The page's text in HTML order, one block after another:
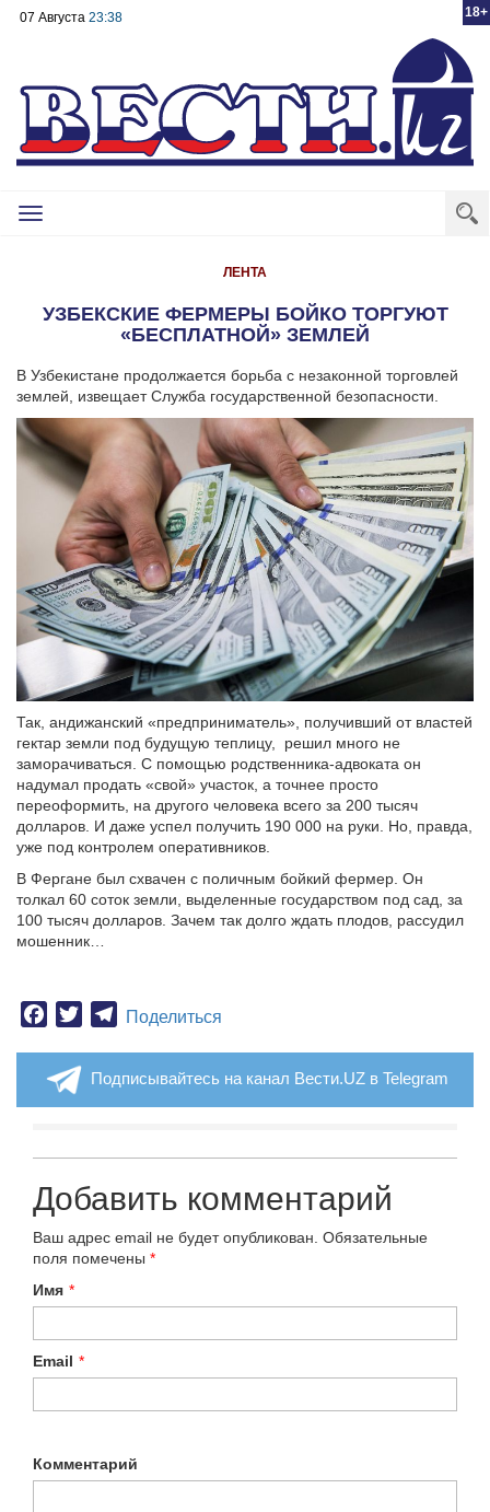
18+
07 Августа 23:38
Toggle
ЛЕНТА
УЗБЕКСКИЕ ФЕРМЕРЫ БОЙКО ТОРГУЮТ
«БЕСПЛАТНОЙ» ЗЕМЛЕЙ
В Узбекистане продолжается борьба с незаконной торговлей
землей, извещает Служба государственной безопасности.
Так, андижанский «предприниматель», получивший от властей
гектар земли под будущую теплицу, решил много не
заморачиваться. С помощью родственника-адвоката он
надумал продать «свой» участок, а точнее просто
переоформить, на другого человека всего за 200 тысяч
долларов. И даже успел получить 190 000 на руки. Но, правда,
уже под контролем оперативников.
В Фергане был схвачен с поличным бойкий фермер. Он
толкал 60 соток земли, выделенные государством под сад, за
100 тысяч долларов. Зачем так долго ждать плодов, рассудил
мошенник…
Facebook
TwitterTelegram
Поделиться
Подписывайтесь на канал Вести.UZ в Telegram
Добавить комментарий
Ваш адрес email не будет опубликован. Обязательные
поля помечены *
Имя *
Email *
Комментарий